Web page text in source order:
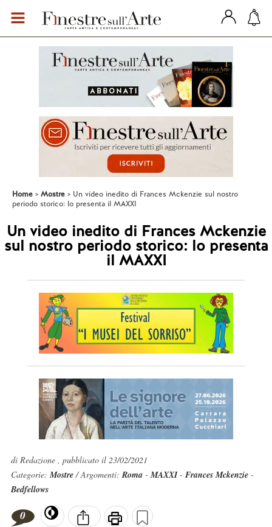
Home Mostre
Un video inedito di Frances Mckenzie sul nostro
periodo storico: lo presenta il MAXXI
Un video inedito di Frances Mckenzie
sul nostro periodo storico: lo presenta
il MAXXI
di Redazione , pubblicato il 23/02/2021
Categorie:Mostre/ Argomenti:Roma-MAXXI- Frances Mckenzie-
Bedfellows
0